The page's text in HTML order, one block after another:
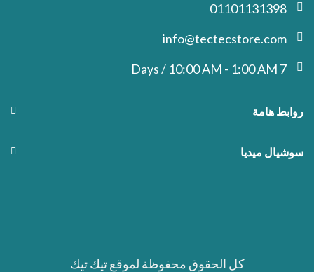
01101131398
info@tectecstore.com
7 Days / 10:00 AM - 1:00 AM
روابط هامة
سوشيال ميديا
كل الحقوق محفوظة لموقع تيك تيك